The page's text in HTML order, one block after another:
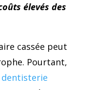
élevés des
cassée peut
Pourtant,
dentisterie